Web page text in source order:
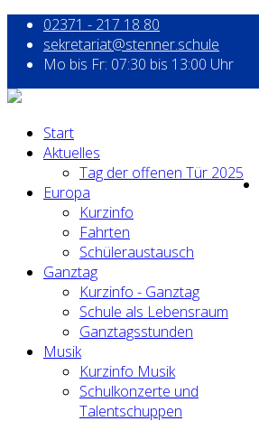
02371 - 217 18 80
sekretariat@stenner.schule
Mo bis Fr: 07:30 bis 13:00 Uhr
Start
Aktuelles
Tag der offenen Tür 2025
Europa
Kurzinfo
Fahrten
Schüleraustausch
Ganztag
Kurzinfo - Ganztag
Schule als Lebensraum
Ganztagsstunden
Musik
Kurzinfo Musik
Schulkonzerte und
Talentschuppen